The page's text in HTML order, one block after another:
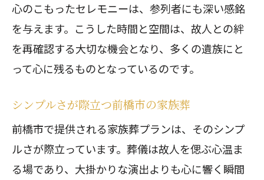
前橋市で提案する新しい家族葬の形
心温まる見送りを実現する家族葬
新しい形の家族葬で得られる感動
家族葬の新しい可能性を探る
心に残る新しい家族葬の提案
心のこもったセレモニーは、参列者にも深い感銘
を与えます。こうした時間と空間は、故人との絆
を再確認する大切な機会となり、多くの遺族にと
って心に残るものとなっているのです。
シンプルさが際立つ前橋市の家族葬
前橋市で提供される家族葬プランは、そのシンプ
ルさが際立っています。葬儀は故人を偲ぶ心温ま
る場であり、大掛かりな演出よりも心に響く瞬間